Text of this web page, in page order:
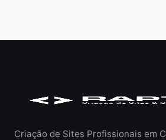
Criação de Sites Profissionais em